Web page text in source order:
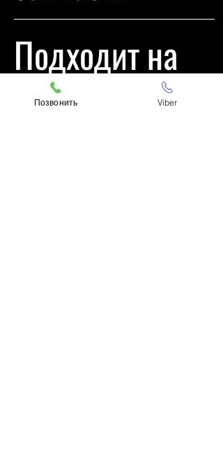
Подходит на
модели:
Позвонить Viber